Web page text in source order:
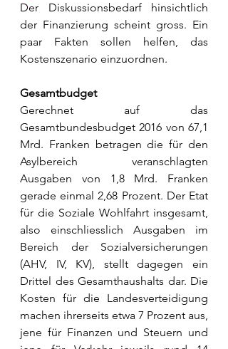
Der Diskussionsbedarf hinsichtlich
der Finanzierung scheint gross. Ein
paar Fakten sollen helfen, das
Kostenszenario einzuordnen.
Gesamtbudget
Gerechnet auf das
Gesamtbundesbudget 2016 von 67,1
Mrd. Franken betragen die für den
Asylbereich veranschlagten
Ausgaben von 1,8 Mrd. Franken
gerade einmal 2,68 Prozent. Der Etat
für die Soziale Wohlfahrt insgesamt,
also einschliesslich Ausgaben im
Bereich der Sozialversicherungen
(AHV, IV, KV), stellt dagegen ein
Drittel des Gesamthaushalts dar. Die
Kosten für die Landesverteidigung
machen ihrerseits etwa 7 Prozent aus,
jene für Finanzen und Steuern und